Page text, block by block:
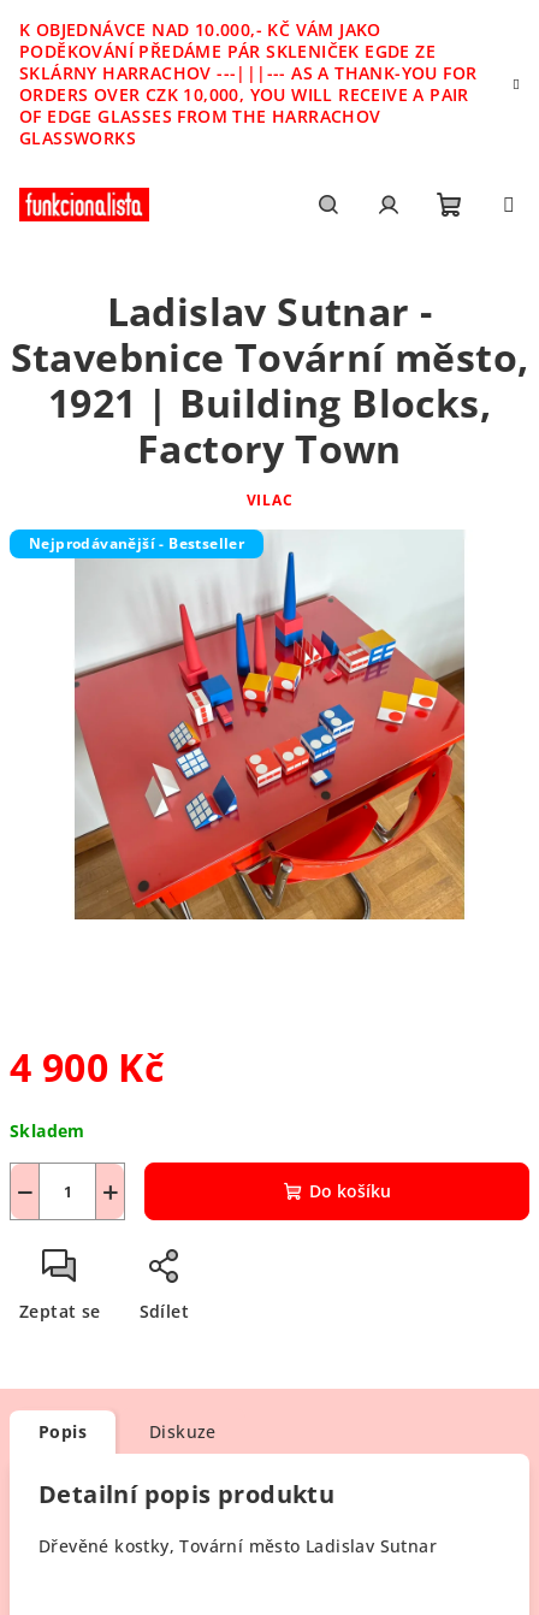
obsah
K OBJEDNÁVCE NAD 10.000,- KČ VÁM JAKO
PODĚKOVÁNÍ PŘEDÁME PÁR SKLENIČEK EGDE ZE
SKLÁRNY HARRACHOV ---|||--- AS A THANK-YOU FOR
ORDERS OVER CZK 10,000, YOU WILL RECEIVE A PAIR
OF EDGE GLASSES FROM THE HARRACHOV
GLASSWORKS
4 900 Kč
cena:
Skladem
+
− Do košíku
Zeptat se Sdílet
Ladislav Sutnar -
Stavebnice Tovární město,
1921 | Building Blocks,
Factory Town
VILAC
Nejprodávanější - Bestseller
Popis Diskuze
Detailní popis produktu
Dřevěné kostky, Tovární město Ladislav Sutnar